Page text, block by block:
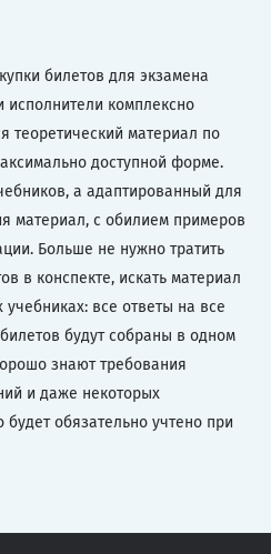
билетов для экзамена
исполнители комплексно
теоретический материал по
доступной форме.
а адаптированный для
материал, с обилием примеров
Больше не нужно тратить
в конспекте, искать материал
учебниках: все ответы на все
будут собраны в одном
знают требования
и даже некоторых
будет обязательно учтено при